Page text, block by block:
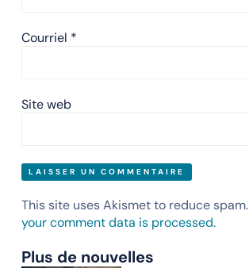
Courriel *
Site web
This site uses Akismet to reduce spam.
your comment data is processed.
Plus de nouvelles